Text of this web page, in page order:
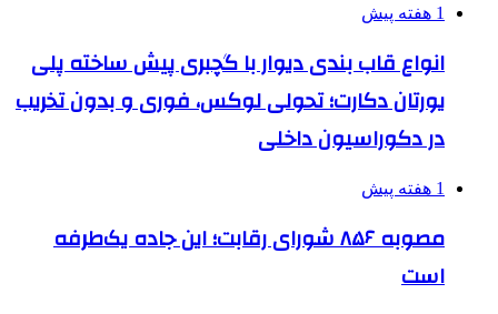
1 هفته پیش
انواع قاب بندی دیوار با گچبری پیش ساخته پلی
یورتان دکارت؛ تحولی لوکس، فوری و بدون تخریب
در دکوراسیون داخلی
1 هفته پیش
مصوبه ۸۵۶ شورای رقابت؛ این جاده یک‌طرفه
است